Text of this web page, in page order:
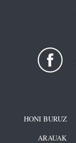
HONI BURUZ
ARAUAK